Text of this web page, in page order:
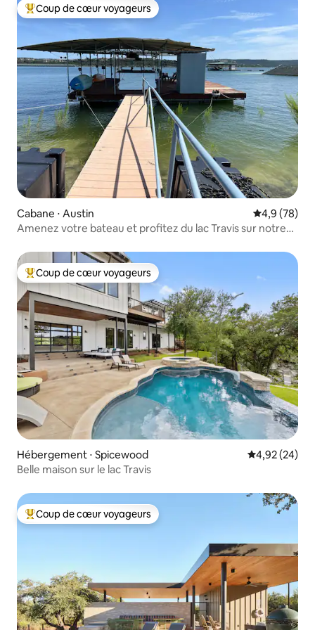
Coups de cœur voyageurs les plus appréciés
Coup de cœur voyageurs
Cabane ⋅ Austin Évaluation
4,9 (78)
Amenez votre bateau et profitez du lac Travis sur notre
Coups de cœur voyageurs les plus appréciés
Coup de cœur voyageurs
Hébergement ⋅ Spicewood Évaluation
4,92 (24)
Belle maison sur le lac Travis
Coups de cœur voyageurs les plus appréciés
Coup de cœur voyageurs